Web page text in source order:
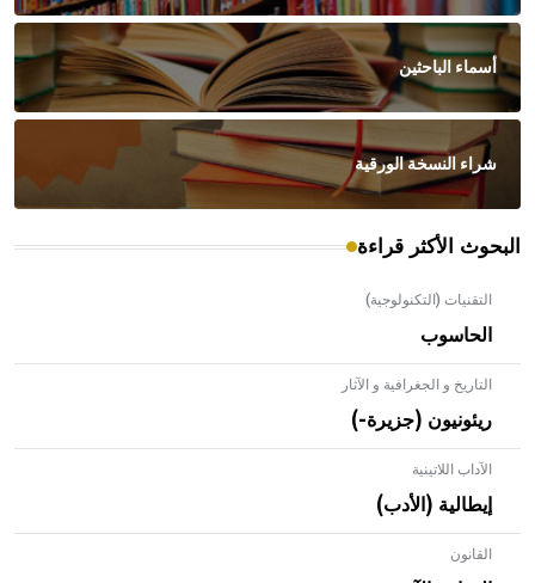
أسماء الباحثين
شراء النسخة الورقية
البحوث الأكثر قراءة
التقنيات (التكنولوجية)
الحاسوب
التاريخ و الجغرافية و الآثار
ريئونيون (جزيرة-)
الآداب اللاتينية
إيطالية (الأدب)
القانون- هل تعلم أن الأبلق نوع من الفنون الهندسية التي ارتبطت